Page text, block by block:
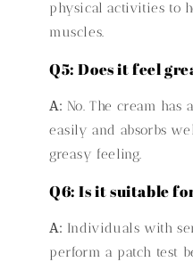
physical activities to
muscles.
Q5: Does it feel
A: No. The cream has
easily and absorbs
greasy feeling.
Q6: Is it suitable
A: Individuals with
perform a patch test